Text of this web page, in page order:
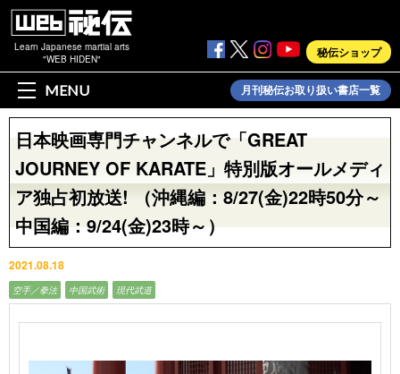
Learn Japanese martial arts
"WEB HIDEN"
秘伝ショップ
MENU 月刊秘伝お取り扱い書店一覧
日本映画専門チャンネルで「GREAT
JOURNEY OF KARATE」特別版オールメディ
ア独占初放送! （沖縄編：8/27(金)22時50分～
中国編：9/24(金)23時～）
2021.08.18
空手／拳法 中国武術 現代武道